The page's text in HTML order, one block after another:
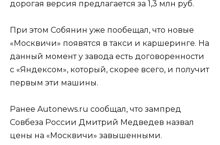
дорогая версия предлагается за 1,3 млн руб.
При этом Собянин уже пообещал, что новые
«Москвичи» появятся в такси и каршеринге. На
данный момент у завода есть договоренности
с «Яндексом», который, скорее всего, и получит
первым эти машины.
Ранее Autonews.ru сообщал, что зампред
Совбеза России Дмитрий Медведев назвал
цены на «Москвичи» завышенными.